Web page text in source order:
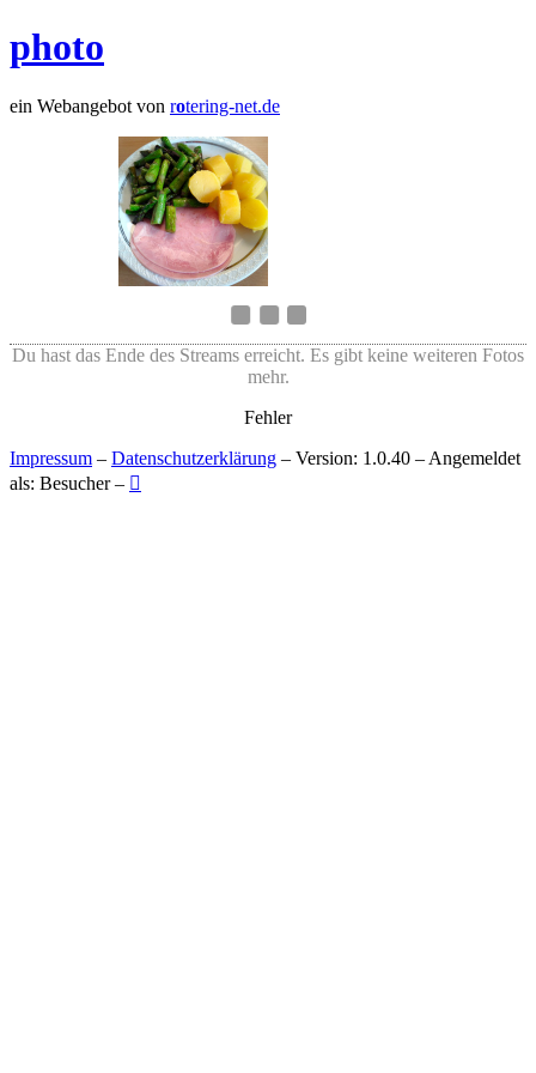
photo
ein Webangebot von rotering-net.de
Du hast das Ende des Streams erreicht. Es gibt keine weiteren Fotos
mehr.
Fehler
Impressum – Datenschutzerklärung – Version: 1.0.40 – Angemeldet
als: Besucher – 